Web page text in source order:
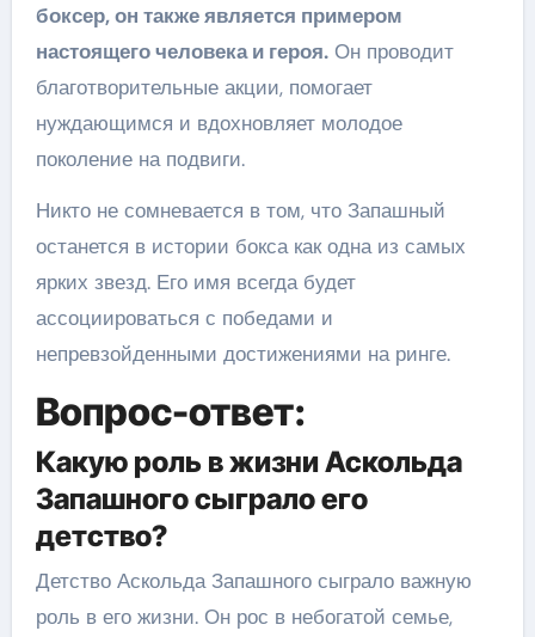
боксер, он также является примером
настоящего человека и героя.Он проводит
благотворительные акции, помогает
нуждающимся и вдохновляет молодое
поколение на подвиги.
Никто не сомневается в том, что Запашный
останется в истории бокса как одна из самых
ярких звезд. Его имя всегда будет
ассоциироваться с победами и
непревзойденными достижениями на ринге.
Вопрос-ответ:
Какую роль в жизни Аскольда
Запашного сыграло его
детство?
Детство Аскольда Запашного сыграло важную
роль в его жизни. Он рос в небогатой семье,